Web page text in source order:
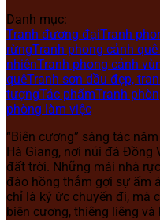
Danh mục:
Tranh đương đạiTranh
rừngTranh phong cảnh
nhiênTranh phong cảnh
quêTranh sơn dầu đẹp,
tượngTác phẩmTranh
phòng làm việc
“Biên cương” sáng tác
Hà Giang, nơi núi đá Đồng
đất trời. Những mái nhà
đào hồng thắm gợi sự ấm
chỉ là ký ức chuyến đi, mà
biên cương, thiêng liêng và